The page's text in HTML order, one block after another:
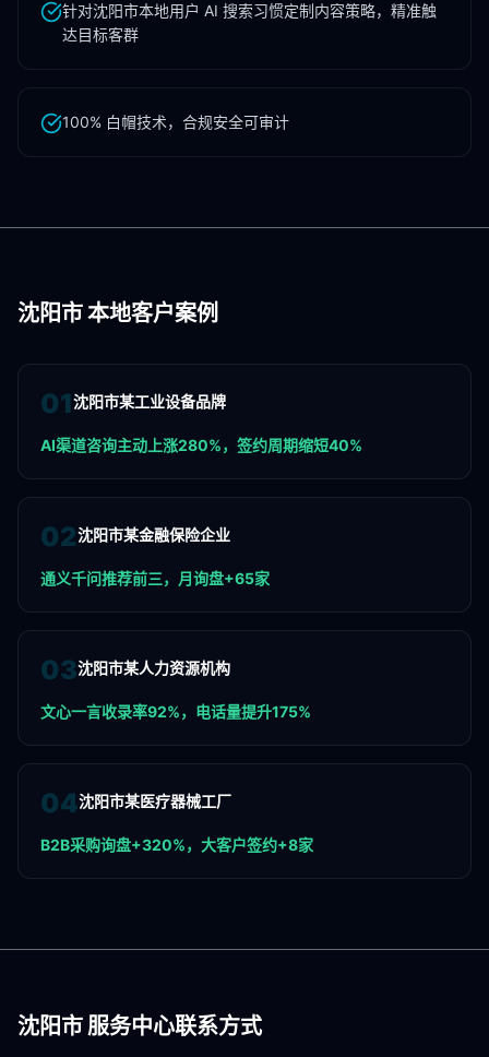
针对沈阳市本地用户 AI 搜索习惯定制内容策略，精准触
达目标客群
100% 白帽技术，合规安全可审计
沈阳市本地客户案例
01沈阳市某工业设备品牌
AI渠道咨询主动上涨280%，签约周期缩短40%
02沈阳市某金融保险企业
通义千问推荐前三，月询盘+65家
03沈阳市某人力资源机构
文心一言收录率92%，电话量提升175%
04沈阳市某医疗器械工厂
B2B采购询盘+320%，大客户签约+8家
沈阳市服务中心联系方式